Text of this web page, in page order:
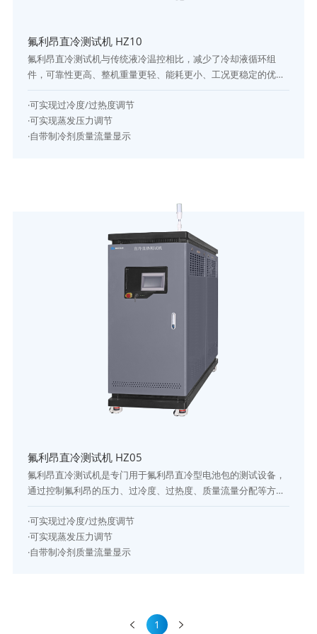
氟利昂直冷测试机 HZ10
氟利昂直冷测试机与传统液冷温控相比，减少了冷却液循环组
件，可靠性更高、整机重量更轻、能耗更小、工况更稳定的优
新产品开发和质量控制。
·可实现过冷度/过热度调节
·可实现蒸发压力调节
·自带制冷剂质量流量显示
氟利昂直冷测试机 HZ05
氟利昂直冷测试机是专门用于氟利昂直冷型电池包的测试设备，
通过控制氟利昂的压力、过冷度、过热度、质量流量分配等方式
其可选择制冷工况、热泵工况、PTC预热工况三种模式。
·可实现过冷度/过热度调节
·可实现蒸发压力调节
·自带制冷剂质量流量显示
1